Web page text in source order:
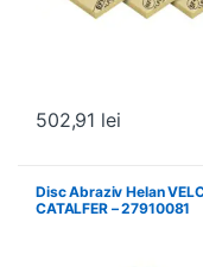
502,91 lei
Disc Abraziv Helan
CATALFER – 27910081